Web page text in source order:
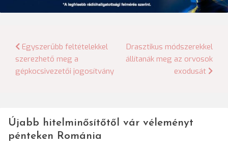
Bejegyzés
navigáció
Egyszerűbb feltételekkel
szerezhető meg a
gépkocsivezetői jogosítvány
Drasztikus módszerekkel
állítanák meg az orvosok
exodusát
Újabb hitelminősítőtől vár véleményt
pénteken Románia